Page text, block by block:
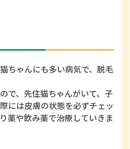
ちゃんにも多い病気で、脱毛
で、先住猫ちゃんがいて、子
には皮膚の状態を必ずチェッ
薬や飲み薬で治療していきま